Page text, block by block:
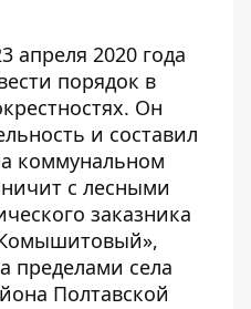
апреля 2020 года
порядок в
Он
и составил
коммунальном
с лесными
заказника
пределами села
Полтавской